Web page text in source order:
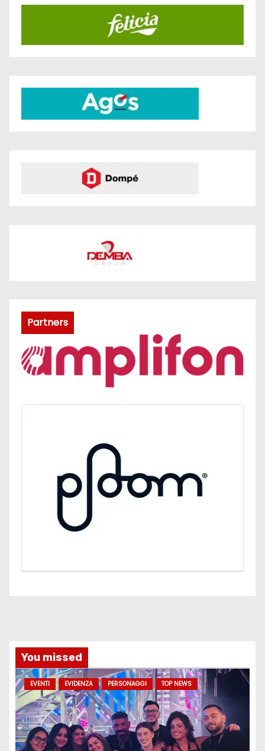
Partners
You missed
EVENTI EVIDENZA PERSONAGGI TOP NEWS